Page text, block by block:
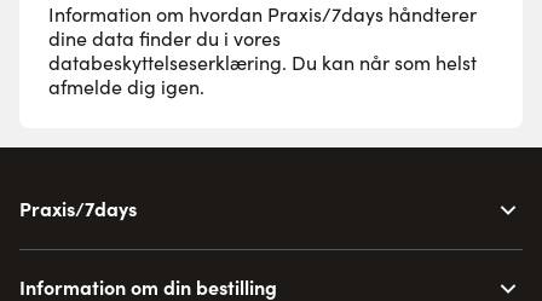
Information om hvordan Praxis/7days håndterer
dine data finder du i vores
databeskyttelseserklæring. Du kan når som helst
afmelde dig igen.
Praxis/7days
Information om din bestilling